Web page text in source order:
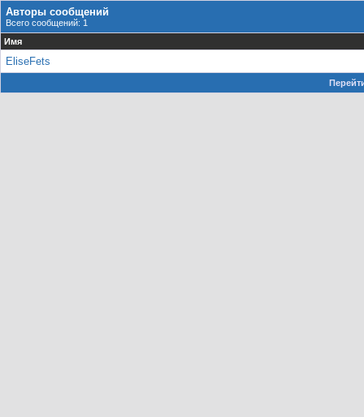
Авторы сообщений
Всего сообщений: 1
Имя
EliseFets